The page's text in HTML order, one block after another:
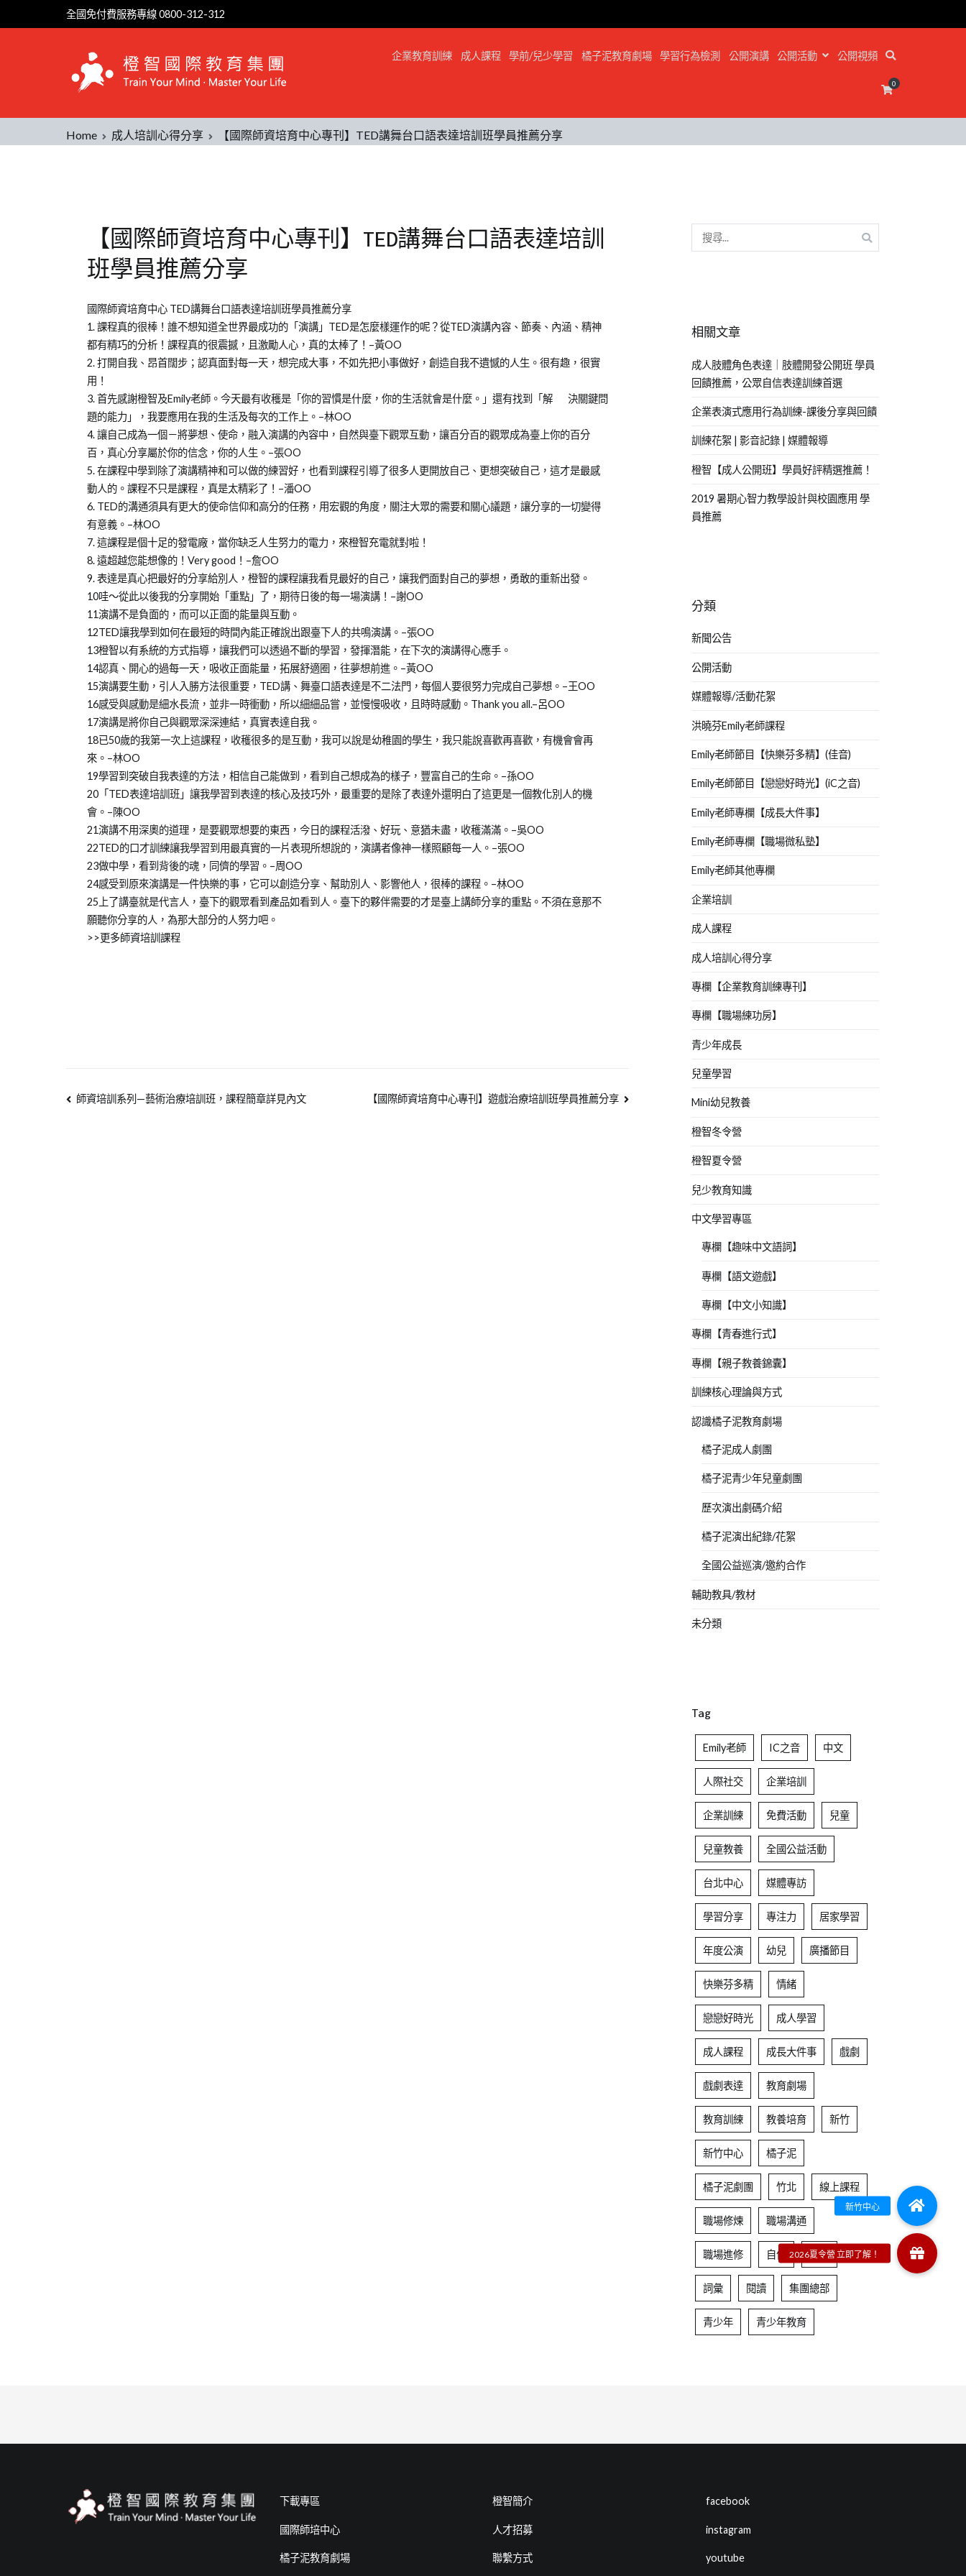
全國免付費服務專線 0800-312-312
企業教育訓練 成人課程 學前/兒少學習 橘子泥教育劇場 學習行為檢測 公開演講 公開活動 公開視頻
0
Home 成人培訓心得分享 【國際師資培育中心專刊】TED講舞台口語表達培訓班學員推薦分享
【國際師資培育中心專刊】TED講舞台口語表達培訓
班學員推薦分享
Posted
on
2015-
05-
19
Posted
in
成
人
培
訓
心
得
分
享
Tagged
學
習
分
享
國際師資培育中心 TED講舞台口語表達培訓班學員推薦分享
1. 課程真的很棒！誰不想知道全世界最成功的「演講」TED是怎麼樣運作的呢？從TED演講內容、節奏、內涵、精神
都有精巧的分析！課程真的很震撼，且激勵人心，真的太棒了！–黃OO
2. 打開自我、昂首闊步；認真面對每一天，想完成大事，不如先把小事做好，創造自我不遺憾的人生。很有趣，很實
用！
3. 首先感謝橙智及Emily老師。今天最有收穫是「你的習慣是什麼，你的生活就會是什麼。」還有找到「解 決關鍵問
題的能力」，我要應用在我的生活及每次的工作上。–林OO
4. 讓自己成為一個－將夢想、使命，融入演講的內容中，自然與臺下觀眾互動，讓百分百的觀眾成為臺上你的百分
百，真心分享屬於你的信念，你的人生。–張OO
5. 在課程中學到除了演講精神和可以做的練習好，也看到課程引導了很多人更開放自己、更想突破自己，這才是最感
動人的。課程不只是課程，真是太精彩了！–潘OO
6. TED的溝通須具有更大的使命信仰和高分的任務，用宏觀的角度，關注大眾的需要和關心議題，讓分享的一切變得
有意義。–林OO
7. 這課程是個十足的發電廠，當你缺乏人生努力的電力，來橙智充電就對啦！
8. 遠超越您能想像的！Very good！–詹OO
9. 表達是真心把最好的分享給別人，橙智的課程讓我看見最好的自己，讓我們面對自己的夢想，勇敢的重新出發。
10哇～從此以後我的分享開始「重點」了，期待日後的每一場演講！–謝OO
11演講不是負面的，而可以正面的能量與互動。
12TED讓我學到如何在最短的時間內能正確說出跟臺下人的共鳴演講。–張OO
13橙智以有系統的方式指導，讓我們可以透過不斷的學習，發揮潛能，在下次的演講得心應手。
14認真、開心的過每一天，吸收正面能量，拓展舒適圈，往夢想前進。–黃OO
15演講要生動，引人入勝方法很重要，TED講、舞臺口語表達是不二法門，每個人要很努力完成自己夢想。–王OO
16感受與感動是細水長流，並非一時衝動，所以細細品嘗，並慢慢吸收，且時時感動。Thank you all.–呂OO
17演講是將你自己與觀眾深深連結，真實表達自我。
18已50歲的我第一次上這課程，收穫很多的是互動，我可以說是幼稚園的學生，我只能說喜歡再喜歡，有機會會再
來。–林OO
19學習到突破自我表達的方法，相信自己能做到，看到自己想成為的樣子，豐富自己的生命。–孫OO
20「TED表達培訓班」讓我學習到表達的核心及技巧外，最重要的是除了表達外還明白了這更是一個教化別人的機
會。–陳OO
21演講不用深奧的道理，是要觀眾想要的東西，今日的課程活潑、好玩、意猶未盡，收穫滿滿。–吳OO
22TED的口才訓練讓我學習到用最真實的一片表現所想說的，演講者像神一樣照顧每一人。–張OO
23做中學，看到背後的魂，同儕的學習。–周OO
24感受到原來演講是一件快樂的事，它可以創造分享、幫助別人、影響他人，很棒的課程。–林OO
25上了講臺就是代言人，臺下的觀眾看到產品如看到人。臺下的夥伴需要的才是臺上講師分享的重點。不須在意那不
願聽你分享的人，為那大部分的人努力吧。
>>更多師資培訓課程
師資培訓系列—藝術治療培訓班，課程簡章詳見內文 【國際師資培育中心專刊】遊戲治療培訓班學員推薦分享
相關文章
成人肢體角色表達｜肢體開發公開班 學員
回饋推薦，公眾自信表達訓練首選
企業表演式應用行為訓練-課後分享與回饋
訓練花絮 | 影音記錄 | 媒體報導
橙智【成人公開班】學員好評精選推薦！
2019 暑期心智力教學設計與校園應用 學
員推薦
分類
新聞公告
公開活動
媒體報導/活動花絮
洪曉芬Emily老師課程
Emily老師節目【快樂芬多精】(佳音)
Emily老師節目【戀戀好時光】(iC之音)
Emily老師專欄【成長大件事】
Emily老師專欄【職場微私塾】
Emily老師其他專欄
企業培訓
成人課程
成人培訓心得分享
專欄【企業教育訓練專刊】
專欄【職場練功房】
青少年成長
兒童學習
Mini幼兒教養
橙智冬令營
橙智夏令營
兒少教育知識
中文學習專區
專欄【趣味中文語詞】
專欄【語文遊戲】
專欄【中文小知識】
專欄【青春進行式】
專欄【親子教養錦囊】
訓練核心理論與方式
認識橘子泥教育劇場
橘子泥成人劇團
橘子泥青少年兒童劇團
歷次演出劇碼介紹
橘子泥演出紀錄/花絮
全國公益巡演/邀約合作
輔助教具/教材
未分類
Tag
Emily老師 IC之音 中文
人際社交 企業培訓
企業訓練 免費活動 兒童
兒童教養 全國公益活動
台北中心 媒體專訪
學習分享 專注力 居家學習
年度公演 幼兒 廣播節目
快樂芬多精 情緒
戀戀好時光 成人學習
成人課程 成長大件事 戲劇
戲劇表達 教育劇場
教育訓練 教養培育 新竹
新竹中心 橘子泥
橘子泥劇團 竹北 線上課程
職場修煉 職場溝通
職場進修 自信 表達
詞彙 閱讀 集團總部
青少年 青少年教育
下載專區
國際師培中心
橘子泥教育劇場
橙智簡介
人才招募
聯繫方式
facebook
instagram
youtube